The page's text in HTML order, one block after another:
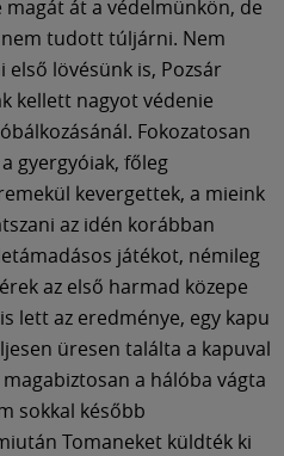
át a védelmünkön, de
nem tudott túljárni. Nem
lövésünk is, Pozsár
kellett nagyot védenie
Fokozatosan
gyergyóiak, főleg
kevergettek, a mieink
az idén korábban
játékot, némileg
az első harmad közepe
lett az eredménye, egy kapu
üresen találta a kapuval
a hálóba vágta
sokkal később
Tomaneket küldték ki